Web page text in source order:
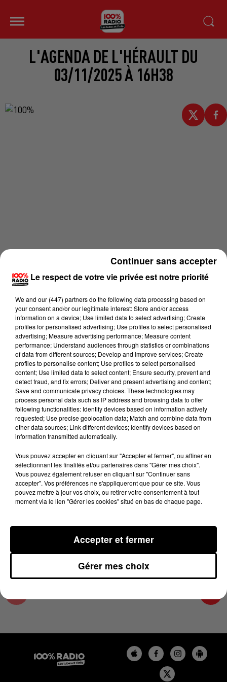
L'AGENDA DE L'HÉRAULT DU
03/11/2025 À 16H38
Lecture (1 min 14 sec)
100%
100% Radio l'agenda de l'Hérault
3 novembre 2025 - 1 min 14 sec
L'AGENDA DE L'HÉRAULT DU 03/11/2025 À
16H38
L'AGENDA DE L'HERAULT
Le respect de votre vie privée est notre priorité
We and our (447) partnersdo the following data processing based on
your consent and/or our legitimate interest: Store and/or access
information on a device; Use limited data to select advertising; Create
profiles for personalised advertising; Use profiles to select personalised
advertising; Measure advertising performance; Measure content
performance; Understand audiences through statistics or combinations
of data from different sources; Develop and improve services; Create
profiles to personalise content; Use profiles to select personalised
content; Use limited data to select content; Ensure security, prevent and
detect fraud, and fix errors; Deliver and present advertising and content;
Save and communicate privacy choices. These technologies may
process personal data such as IP address and browsing data to offer
following functionalities: Identify devices based on information actively
requested; Use precise geolocation data; Match and combine data from
other data sources; Link different devices; Identify devices based on
information transmitted automatically.
Vous pouvez accepter en cliquant sur "Accepter et fermer", ou affiner en
sélectionnant les finalités et/ou partenaires dans "Gérer mes choix".
Vous pouvez également refuser en cliquant sur "Continuer sans
accepter". Vos préférences ne s'appliqueront que pour ce site. Vous
pouvez mettre à jour vos choix, ou retirer votre consentement à tout
moment via le lien "Gérer les cookies" situé en bas de chaque page.
Gérer mes choix
Accepter et fermer
Continuer sans accepter